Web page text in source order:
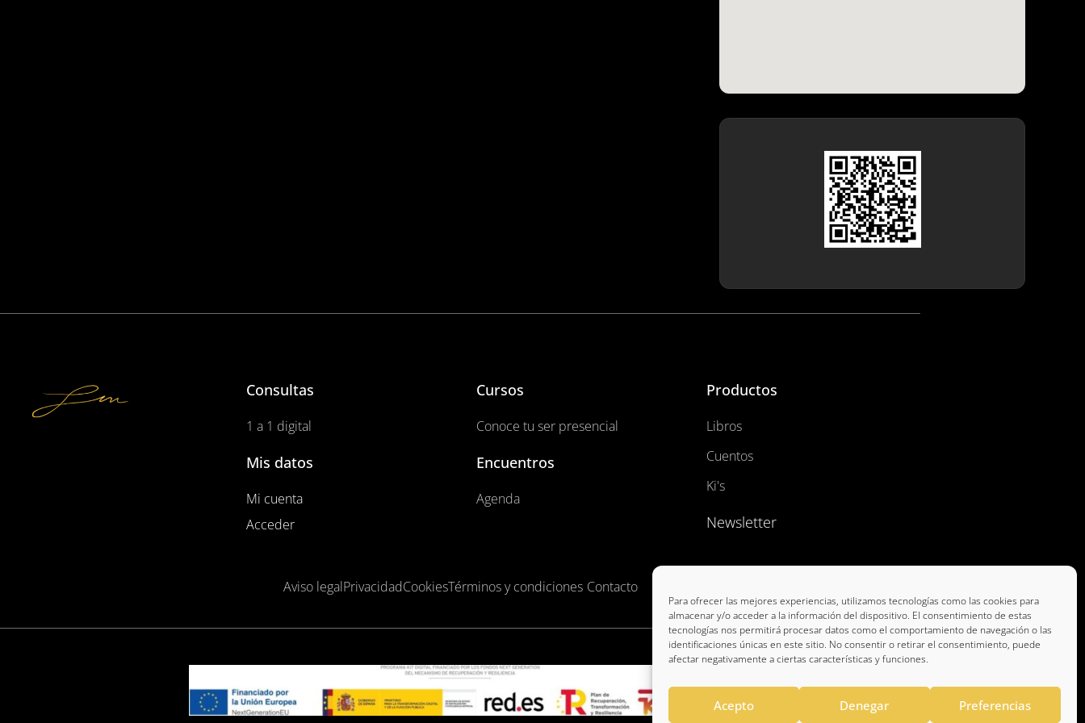
Para ofrecer las mejores experiencias, utilizamos tecnologías como las cookies para
almacenar y/o acceder a la información del dispositivo. El consentimiento de estas
tecnologías nos permitirá procesar datos como el comportamiento de navegación o las
identificaciones únicas en este sitio. No consentir o retirar el consentimiento, puede
afectar negativamente a ciertas características y funciones.
Acepto Denegar Preferencias
Consultas
1 a 1 digital
Mis datos
Mi cuenta
Acceder
Cursos
Conoce tu ser presencial
Encuentros
Agenda
Productos
Libros
Cuentos
Ki's
Newsletter
Aviso legalPrivacidadCookiesTérminos y condiciones Contacto